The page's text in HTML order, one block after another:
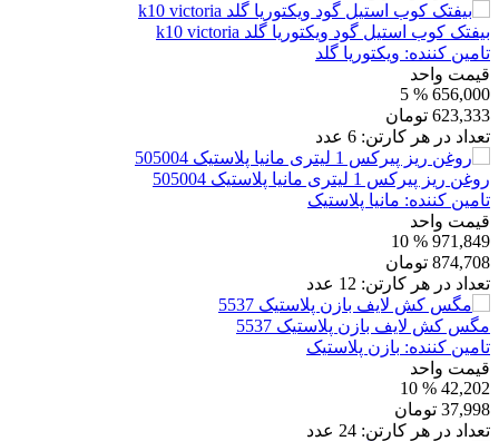
بیفتک کوب استیل گود ویکتوریا گلد k10 victoria
تامین کننده: ویکتوریا گلد
قیمت واحد
656,000
% 5
623,333 تومان
تعداد در هر کارتن: 6 عدد
روغن ریز پیرکس 1 لیتری مانیا پلاستیک 505004
تامین کننده: مانیا پلاستیک
قیمت واحد
971,849
% 10
874,708 تومان
تعداد در هر کارتن: 12 عدد
مگس کش لایف بازن پلاستیک 5537
تامین کننده: بازن پلاستیک
قیمت واحد
42,202
% 10
37,998 تومان
تعداد در هر کارتن: 24 عدد